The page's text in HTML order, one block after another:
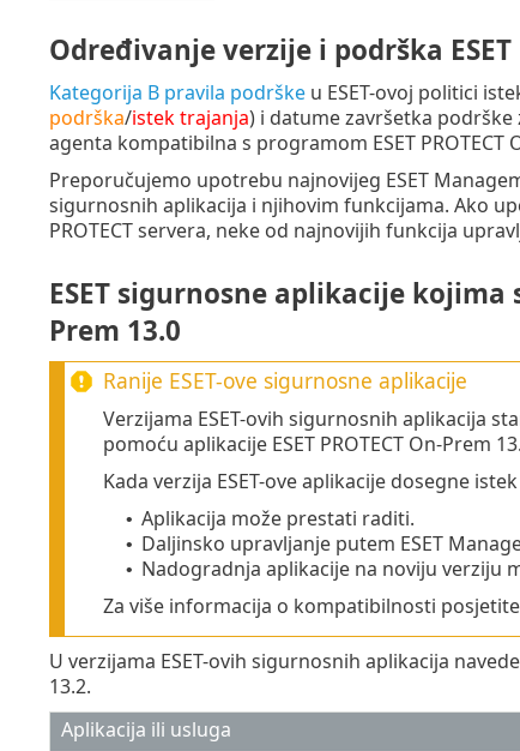
Određivanje verzije i podrška
Kategorija B pravila podrškeu ESET-ovoj politici
podrška/istek trajanja) i datume završetka podrške
agenta kompatibilna s programom ESET PROTECT
Preporučujemo upotrebu najnovijeg ESET
sigurnosnih aplikacija i njihovim funkcijama. Ako
PROTECT servera, neke od najnovijih funkcija
ESET sigurnosne aplikacije kojima
Prem 13.0
Ranije ESET-ove sigurnosne aplikacije
Verzijama ESET-ovih sigurnosnih aplikacija
pomoću aplikacije ESET PROTECT On-Prem
Kada verzija ESET-ove aplikacije dosegne
• Aplikacija može prestati raditi.
• Daljinsko upravljanje putem ESET
• Nadogradnja aplikacije na noviju verziju
Za više informacija o kompatibilnosti posjetite
U verzijama ESET-ovih sigurnosnih aplikacija
13.2.
Aplikacija ili usluga